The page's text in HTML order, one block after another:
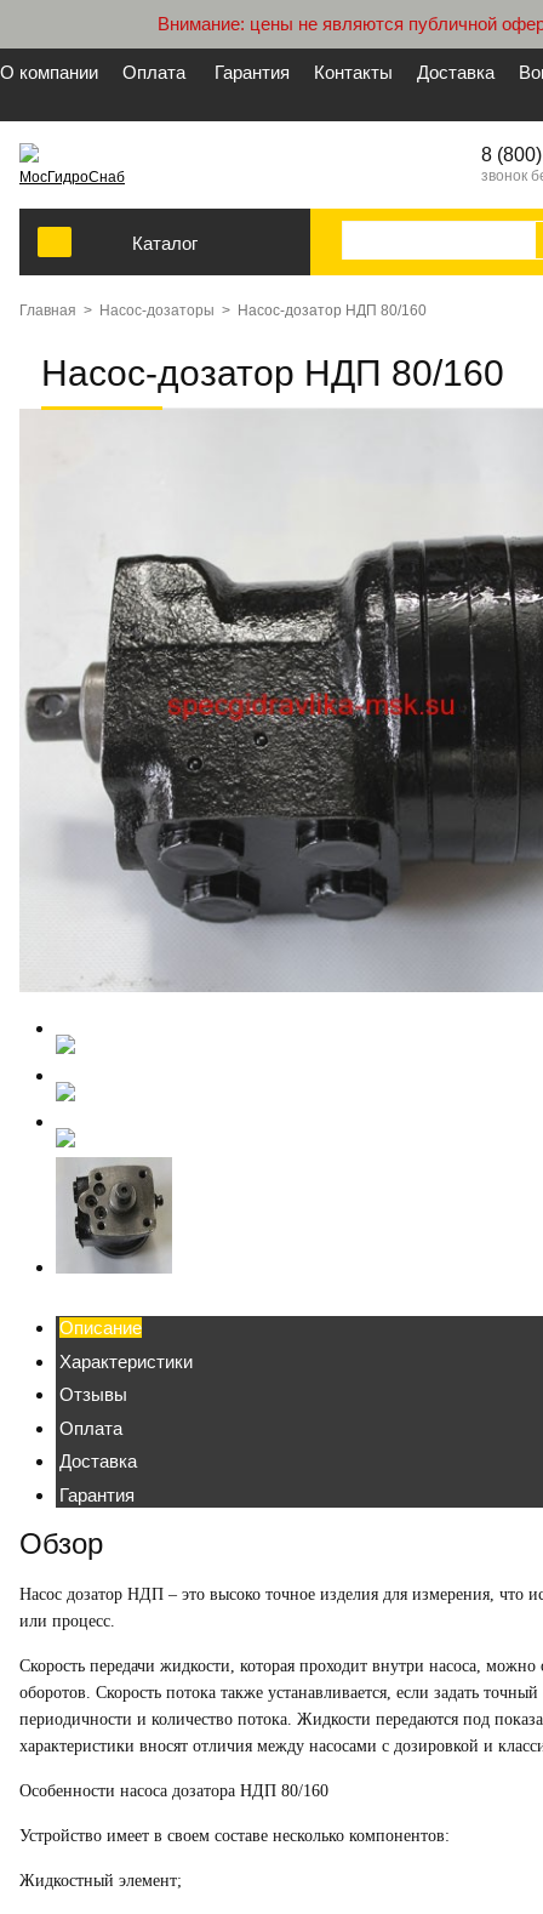
Внимание: цены не являются публичной
О компании Оплата Гарантия Контакты Доставка
МосГидроСнаб
8
звонок
Каталог
Главная > Насос-дозаторы > Насос-дозатор НДП 80/160
Насос-дозатор НДП 80/160
Описание
Характеристики
Отзывы
Оплата
Доставка
Гарантия
Обзор
Насос дозатор НДП – это высоко точное изделия для измерения, что
или процесс.
Скорость передачи жидкости, которая проходит внутри насоса , можно
оборотов. Скорость потока также устанавливается, если задать
периодичности и количество потока. Жидкости передаются под
характеристики вносят отличия между насосами с дозировкой и
Особенности насоса дозатора НДП 80/160
Устройство имеет в своем составе несколько компонентов:
Жидкостный элемент;